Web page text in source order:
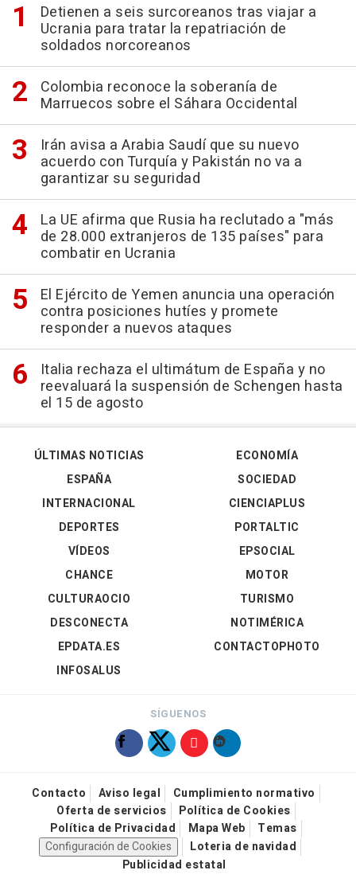
Detienen a seis surcoreanos tras viajar a
Ucrania para tratar la repatriación de
soldados norcoreanos
Colombia reconoce la soberanía de
Marruecos sobre el Sáhara Occidental
Irán avisa a Arabia Saudí que su nuevo
acuerdo con Turquía y Pakistán no va a
garantizar su seguridad
La UE afirma que Rusia ha reclutado a "más
de 28.000 extranjeros de 135 países" para
combatir en Ucrania
El Ejército de Yemen anuncia una operación
contra posiciones hutíes y promete
responder a nuevos ataques
Italia rechaza el ultimátum de España y no
reevaluará la suspensión de Schengen hasta
el 15 de agosto
ÚLTIMAS NOTICIAS
ESPAÑA
INTERNACIONAL
DEPORTES
VÍDEOS
ECONOMÍA
SOCIEDAD
CIENCIAPLUS
PORTALTIC
EPSOCIAL
CHANCE
CULTURAOCIO
DESCONECTA
EPDATA.ES
INFOSALUS
MOTOR
TURISMO
NOTIMÉRICA
CONTACTOPHOTO
SÍGUENOS
Contacto Aviso legal
Cumplimiento normativo
Oferta de servicios
Política de Cookies
Política de Privacidad
Mapa Web
Temas
Configuración de Cookies
Loteria de navidad
Publicidad estatal